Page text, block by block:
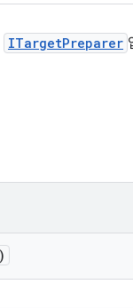
ITargetPreparer